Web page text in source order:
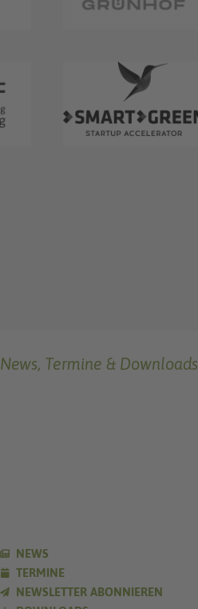
News, Termine & Downloads
NEWS
TERMINE
NEWSLETTER ABONNIEREN